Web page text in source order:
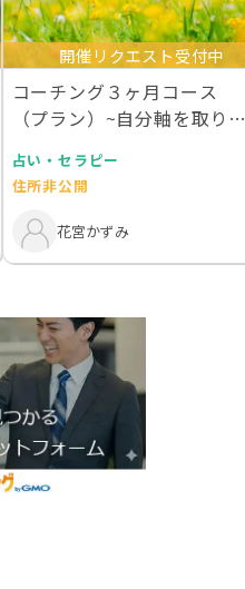
開催リクエスト受付中
コーチング３ヶ月コース
（プラン）~自分軸を取り戻
占い・セラピー
住所非公開
花宮かずみ